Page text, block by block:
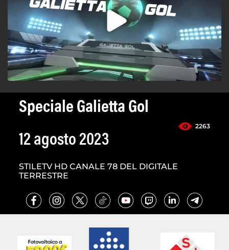
Speciale Galietta Gol
2263
12 agosto 2023
STILETV HD CANALE 78 DEL DIGITALE
TERRESTRE